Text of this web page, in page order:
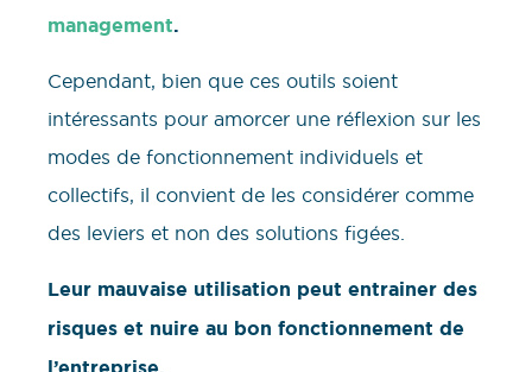
management.
Cependant, bien que ces outils soient
intéressants pour amorcer une réflexion sur les
modes de fonctionnement individuels et
collectifs, il convient de les considérer comme
des leviers et non des solutions figées.
Leur mauvaise utilisation peut entrainer des
risques et nuire au bon fonctionnement de